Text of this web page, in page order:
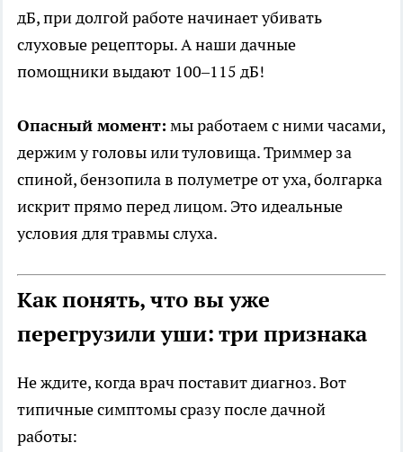
дБ, при долгой работе начинает убивать
слуховые рецепторы. А наши дачные
помощники выдают 100–115 дБ!
Опасный момент: мы работаем с ними часами,
держим у головы или туловища. Триммер за
спиной, бензопила в полуметре от уха, болгарка
искрит прямо перед лицом. Это идеальные
условия для травмы слуха.
Как понять, что вы уже
перегрузили уши: три признака
Не ждите, когда врач поставит диагноз. Вот
типичные симптомы сразу после дачной
работы: